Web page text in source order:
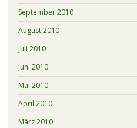
September 2010
August 2010
Juli 2010
Juni 2010
Mai 2010
April 2010
März 2010